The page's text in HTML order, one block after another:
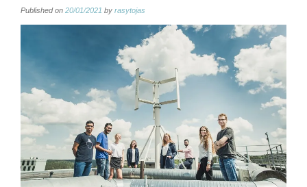
Published on 20/01/2021 by rasytojas